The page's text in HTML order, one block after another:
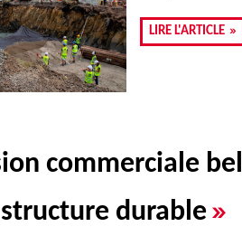
LIRE L'ARTICLE »
commerciale
durable»